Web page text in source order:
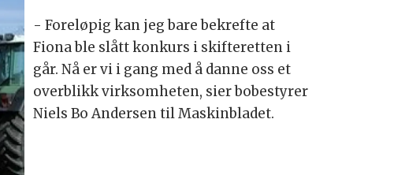
- Foreløpig kan jeg bare bekrefte at
Fiona ble slått konkurs i skifteretten i
går. Nå er vi i gang med å danne oss et
overblikk virksomheten, sier bobestyrer
Niels Bo Andersen til Maskinbladet.